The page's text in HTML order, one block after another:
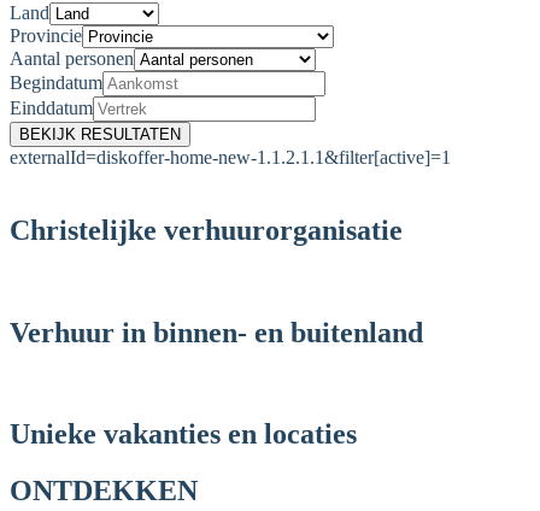
Land
Provincie
Aantal personen
Begindatum
Einddatum
externalId=diskoffer-home-new-1.1.2.1.1&filter[active]=1
Christelijke verhuurorganisatie
Verhuur in binnen- en buitenland
Unieke vakanties en locaties
ONTDEKKEN